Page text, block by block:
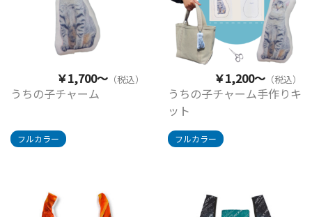
￥1,700～ （税込）
うちの子チャーム
フルカラー
￥1,200～（税込）
うちの子チャーム手作りキ
ット
フルカラー